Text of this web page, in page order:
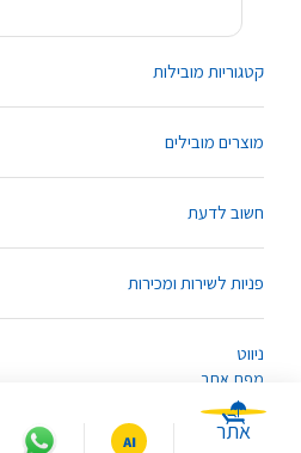
קטגוריות מובילות
מוצרים מובילים
חשוב לדעת
פניות לשירות ומכירות
ניווט
מפת אתר
אתר